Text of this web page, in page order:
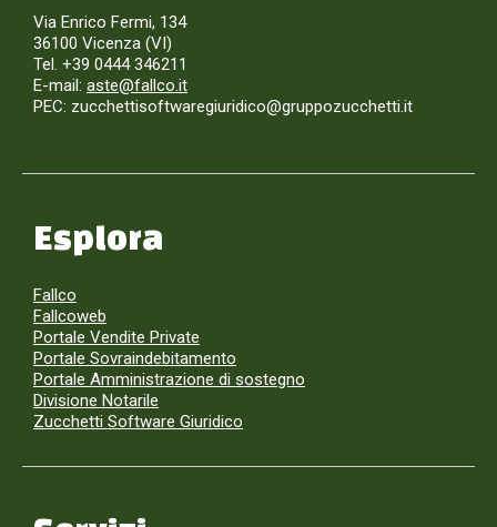
Via Enrico Fermi, 134
36100 Vicenza (VI)
Tel. +39 0444 346211
E-mail: aste@fallco.it
PEC: zucchettisoftwaregiuridico@gruppozucchetti.it
Esplora
Fallco
Fallcoweb
Portale Vendite Private
Portale Sovraindebitamento
Portale Amministrazione di sostegno
Divisione Notarile
Zucchetti Software Giuridico